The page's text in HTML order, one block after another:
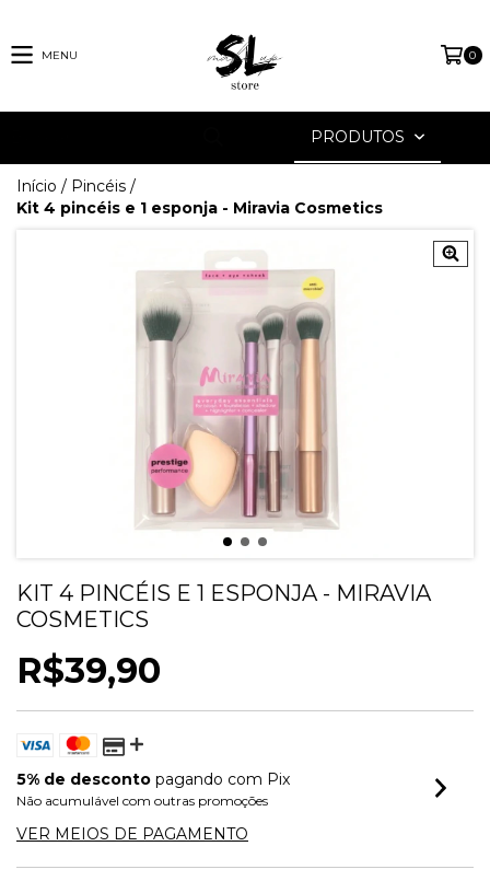
MENU 0
PRODUTOS
Início / Pincéis /
Kit 4 pincéis e 1 esponja - Miravia Cosmetics
KIT 4 PINCÉIS E 1 ESPONJA - MIRAVIA
COSMETICS
R$39,90
5% de desconto pagando com Pix
Não acumulável com outras promoções
VER MEIOS DE PAGAMENTO